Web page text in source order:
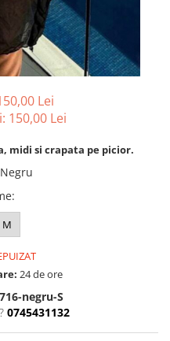
Lei
150,00 Lei
midi si crapata pe picior.
Negru
:
M
24 de ore
negru-S
0745431132